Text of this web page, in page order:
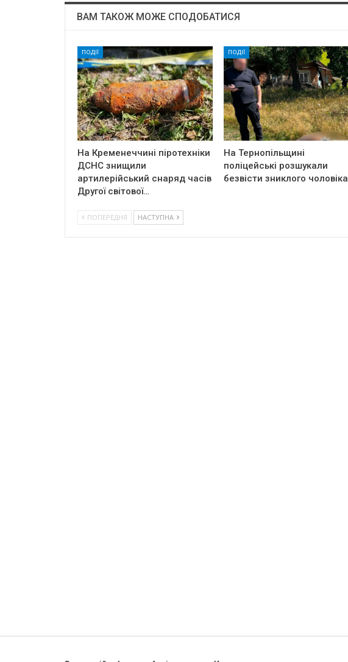
ВАМ ТАКОЖ МОЖЕ СПОДОБАТИСЯ
ПОДІЇ
На Кременеччині піротехніки
ДСНС знищили
артилерійський снаряд часів
Другої світової…
ПОДІЇ
На Тернопільщині
поліцейські розшукали
безвісти зниклого чоловіка
ПОПЕРЕДНЯ НАСТУПНА